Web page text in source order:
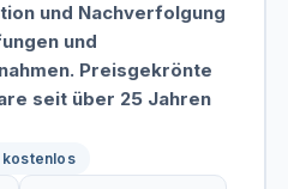
und Nachverfolgung
und
Preisgekrönte
seit über 25 Jahren
kostenlos